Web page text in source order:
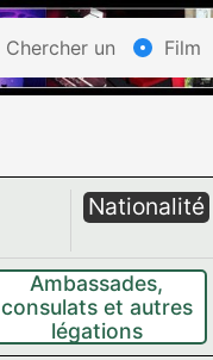
Chercher un Film
Nationalité
Ambassades,
consulats et autres
légations